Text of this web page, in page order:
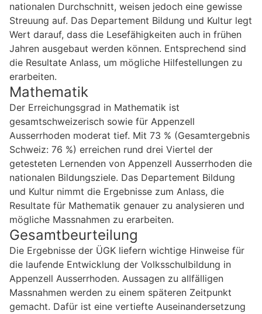
nationalen Durchschnitt, weisen jedoch eine gewisse
Streuung auf. Das Departement Bildung und Kultur legt
Wert darauf, dass die Lesefähigkeiten auch in frühen
Jahren ausgebaut werden können. Entsprechend sind
die Resultate Anlass, um mögliche Hilfestellungen zu
erarbeiten.
Mathematik
Der Erreichungsgrad in Mathematik ist
gesamtschweizerisch sowie für Appenzell
Ausserrhoden moderat tief. Mit 73 % (Gesamtergebnis
Schweiz: 76 %) erreichen rund drei Viertel der
getesteten Lernenden von Appenzell Ausserrhoden die
nationalen Bildungsziele. Das Departement Bildung
und Kultur nimmt die Ergebnisse zum Anlass, die
Resultate für Mathematik genauer zu analysieren und
mögliche Massnahmen zu erarbeiten.
Gesamtbeurteilung
Die Ergebnisse der ÜGK liefern wichtige Hinweise für
die laufende Entwicklung der Volksschulbildung in
Appenzell Ausserrhoden. Aussagen zu allfälligen
Massnahmen werden zu einem späteren Zeitpunkt
gemacht. Dafür ist eine vertiefte Auseinandersetzung